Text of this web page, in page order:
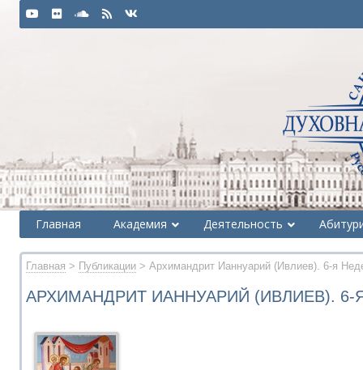
Главная Академия Деятельность
Главная > Публикации > Архимандрит Ианнуарий (Ивлиев). 6-я
АРХИМАНДРИТ ИАННУАРИЙ (ИВЛИЕВ).